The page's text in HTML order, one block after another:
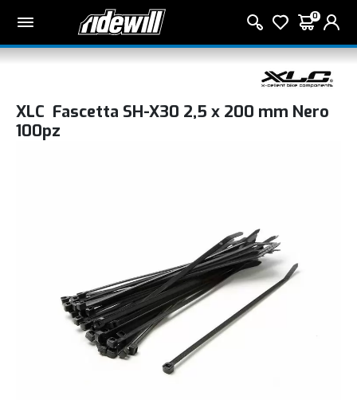
0
XLC Fascetta SH-X30 2,5 x 200 mm Nero
100pz